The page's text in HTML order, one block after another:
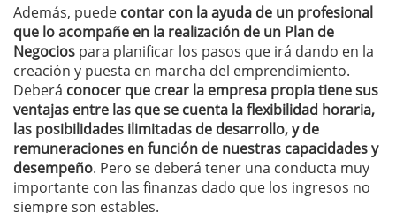
Además, puede contar con la ayuda de un profesional
que lo acompañe en la realización de un Plan de
Negocios para planificar los pasos que irá dando en la
creación y puesta en marcha del emprendimiento.
Deberá conocer que crear la empresa propia tiene sus
ventajas entre las que se cuenta la flexibilidad horaria,
las posibilidades ilimitadas de desarrollo, y de
remuneraciones en función de nuestras capacidades y
desempeño. Pero se deberá tener una conducta muy
importante con las finanzas dado que los ingresos no
siempre son estables.